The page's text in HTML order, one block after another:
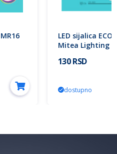
LED sijalica ECO
Mitea Lighting
130 RSD
dostupno